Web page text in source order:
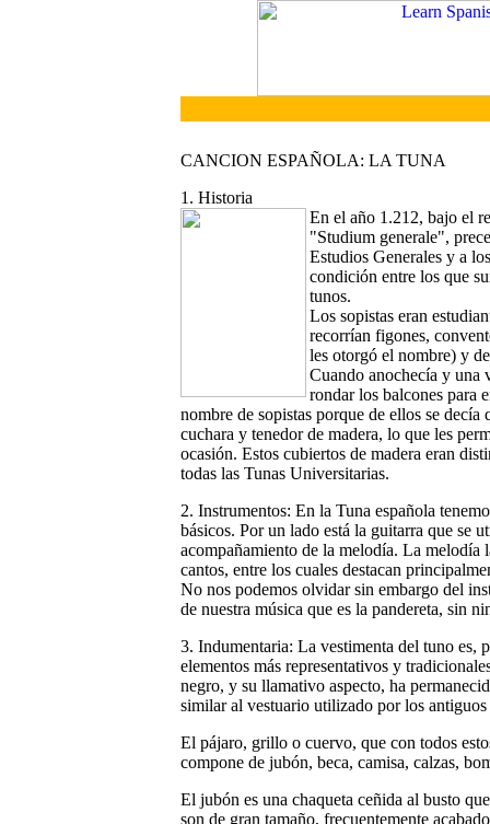
CANCION ESPAÑOLA: LA TUNA
1. Historia
En el año 1.212, bajo el
"Studium generale",
Estudios Generales y a
condición entre los que
tunos.
Los sopistas eran
recorrían figones,
les otorgó el nombre) y
Cuando anochecía y una
rondar los balcones para
nombre de sopistas porque de ellos se
cuchara y tenedor de madera, lo que les
ocasión. Estos cubiertos de madera eran
todas las Tunas Universitarias.
2. Instrumentos: En la Tuna española
básicos. Por un lado está la guitarra que se
acompañamiento de la melodía. La melodía
cantos, entre los cuales destacan
No nos podemos olvidar sin embargo del
de nuestra música que es la pandereta, sin
3. Indumentaria: La vestimenta del tuno es,
elementos más representativos y
negro, y su llamativo aspecto, ha
similar al vestuario utilizado por los antiguos
El pájaro, grillo o cuervo, que con todos
compone de jubón, beca, camisa, calzas,
El jubón es una chaqueta ceñida al busto
son de gran tamaño, frecuentemente